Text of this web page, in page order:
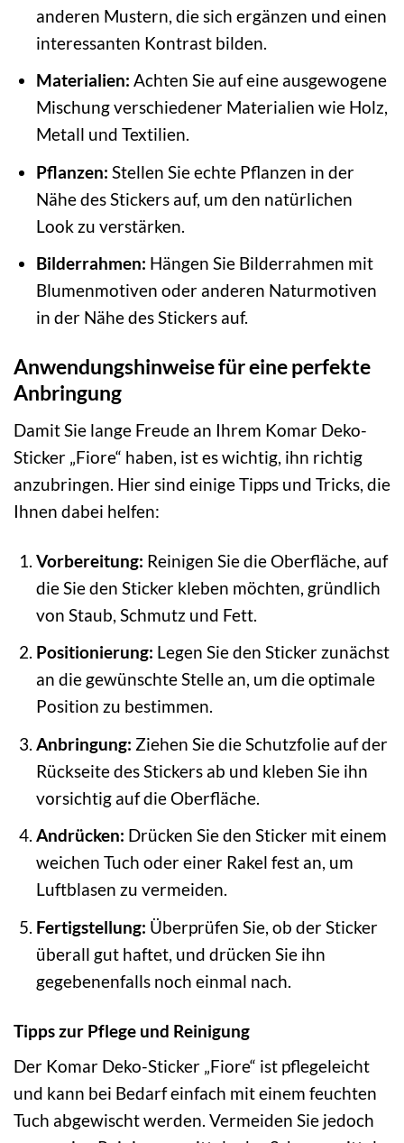
anderen Mustern, die sich ergänzen und einen
interessanten Kontrast bilden.
Materialien: Achten Sie auf eine ausgewogene
Mischung verschiedener Materialien wie Holz,
Metall und Textilien.
Pflanzen: Stellen Sie echte Pflanzen in der
Nähe des Stickers auf, um den natürlichen
Look zu verstärken.
Bilderrahmen: Hängen Sie Bilderrahmen mit
Blumenmotiven oder anderen Naturmotiven
in der Nähe des Stickers auf.
Anwendungshinweise für eine perfekte
Anbringung
Damit Sie lange Freude an Ihrem Komar Deko-
Sticker „Fiore“ haben, ist es wichtig, ihn richtig
anzubringen. Hier sind einige Tipps und Tricks, die
Ihnen dabei helfen:
Vorbereitung: Reinigen Sie die Oberfläche, auf
die Sie den Sticker kleben möchten, gründlich
von Staub, Schmutz und Fett.
Positionierung: Legen Sie den Sticker zunächst
an die gewünschte Stelle an, um die optimale
Position zu bestimmen.
Anbringung: Ziehen Sie die Schutzfolie auf der
Rückseite des Stickers ab und kleben Sie ihn
vorsichtig auf die Oberfläche.
Andrücken: Drücken Sie den Sticker mit einem
weichen Tuch oder einer Rakel fest an, um
Luftblasen zu vermeiden.
Fertigstellung: Überprüfen Sie, ob der Sticker
überall gut haftet, und drücken Sie ihn
gegebenenfalls noch einmal nach.
Tipps zur Pflege und Reinigung
Der Komar Deko-Sticker „Fiore“ ist pflegeleicht
und kann bei Bedarf einfach mit einem feuchten
Tuch abgewischt werden. Vermeiden Sie jedoch